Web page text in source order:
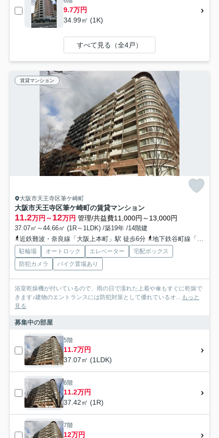
9.7万円
34.99㎡ (1K)
すべて見る（全4戸）
賃貸マンション
大阪市天王寺区筆ケ崎町
大阪市天王寺区筆ケ崎町の賃貸マンション
11.2万円～12万円 管理/共益費11,000円～13,000円
37.07㎡～44.66㎡ (1R～1LDK) /築19年 /14階建
近鉄難波・奈良線「大阪上本町」駅 徒歩6分
地下鉄谷町線「谷町九丁目」駅 徒歩8分
駐輪場 オートロック エレベーター
宅配ボックス
防犯カメラ
バイク置場あり
浴室乾燥機が付いているので、雨の日で濡れた上着や傘もすぐに乾燥で
きます♪建物のエントランスには防犯対策として優れているオ... もっと
見る
募集中の部屋
5階
11.7万円
37.07㎡ (1LDK)
6階
11.2万円
37.42㎡ (1R)
7階
12万円